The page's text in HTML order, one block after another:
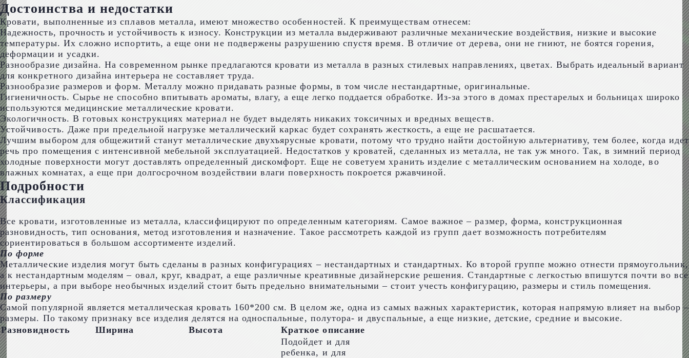
Достоинства и недостатки
Кровати, выполненные из сплавов металла, имеют множество особенностей. К преимуществам отнесем:
Надежность, прочность и устойчивость к износу. Конструкции из металла выдерживают различные механические воздействия, низкие и высокие
температуры. Их сложно испортить, а еще они не подвержены разрушению спустя время. В отличие от дерева, они не гниют, не боятся горения,
деформации и усадки.
Разнообразие дизайна. На современном рынке предлагаются кровати из металла в разных стилевых направлениях, цветах. Выбрать идеальный вариант
для конкретного дизайна интерьера не составляет труда.
Разнообразие размеров и форм. Металлу можно придавать разные формы, в том числе нестандартные, оригинальные.
Гигиеничность. Сырье не способно впитывать ароматы, влагу, а еще легко поддается обработке. Из-за этого в домах престарелых и больницах широко
используются медицинские металлические кровати.
Экологичность. В готовых конструкциях материал не будет выделять никаких токсичных и вредных веществ.
Устойчивость. Даже при предельной нагрузке металлический каркас будет сохранять жесткость, а еще не расшатается.
Лучшим выбором для общежитий станут металлические двухъярусные кровати, потому что трудно найти достойную альтернативу, тем более, когда идет
речь про помещения с интенсивной мебельной эксплуатацией. Недостатков у кроватей, сделанных из металла, не так уж много. Так, в зимний период
холодные поверхности могут доставлять определенный дискомфорт. Еще не советуем хранить изделие с металлическим основанием на холоде, во
влажных комнатах, а еще при долгосрочном воздействии влаги поверхность покроется ржавчиной.
Подробности
Классификация
Все кровати, изготовленные из металла, классифицируют по определенным категориям. Самое важное – размер, форма, конструкционная
разновидность, тип основания, метод изготовления и назначение. Такое рассмотреть каждой из групп дает возможность потребителям
сориентироваться в большом ассортименте изделий.
По форме
Металлические изделия могут быть сделаны в разных конфигурациях – нестандартных и стандартных. Ко второй группе можно отнести прямоугольник,
а к нестандартным моделям – овал, круг, квадрат, а еще различные креативные дизайнерские решения. Стандартные с легкостью впишутся почти во все
интерьеры, а при выборе необычных изделий стоит быть предельно внимательными – стоит учесть конфигурацию, размеры и стиль помещения.
По размеру
Самой популярной является металлическая кровать 160*200 см. В целом же, одна из самых важных характеристик, которая напрямую влияет на выбор –
размеры. По такому признаку все изделия делятся на односпальные, полутора- и двуспальные, а еще низкие, детские, средние и высокие.
Разновидность
Ширина Высота Краткое описание
Подойдет и для
ребенка, и для